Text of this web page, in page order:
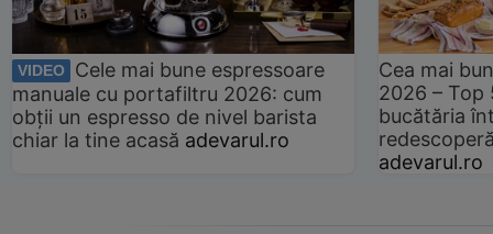
VIDEO
Cele mai bune espressoare
manuale cu portafiltru 2026: cum
obții un espresso de nivel barista
chiar la tine acasă adevarul.ro
Cea mai
2026 –
bucătăria
adevarul.ro